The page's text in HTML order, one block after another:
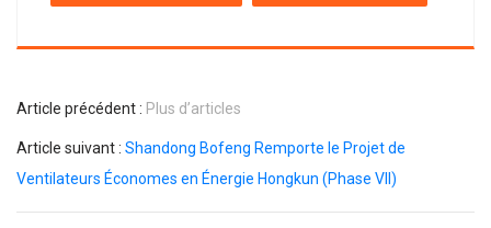
Article précédent : Plus d’articles
Article suivant : Shandong Bofeng Remporte le Projet de
Ventilateurs Économes en Énergie Hongkun (Phase VII)